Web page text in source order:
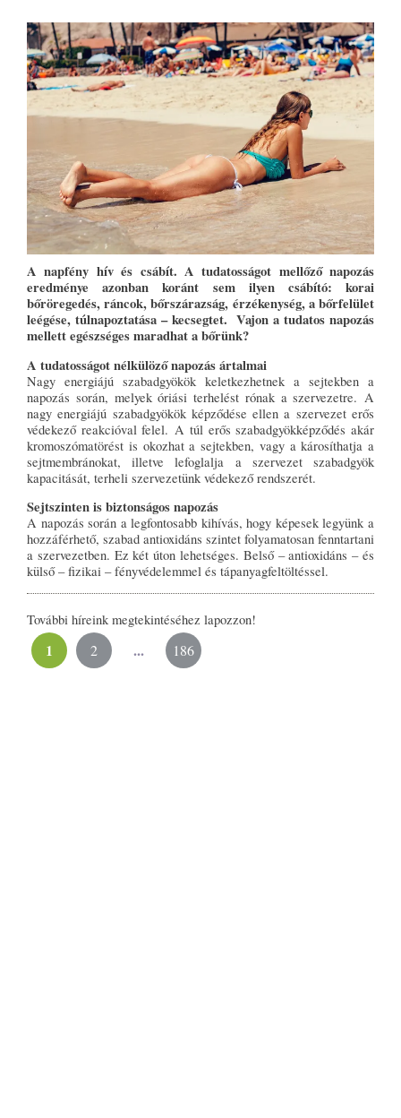
A napfény hív és csábít. A tudatosságot mellőző napozás
eredménye azonban koránt sem ilyen csábító: korai
bőröregedés, ráncok, bőrszárazság, érzékenység, a bőrfelület
leégése, túlnapoztatása – kecsegtet. Vajon a tudatos napozás
mellett egészséges maradhat a bőrünk?
A tudatosságot nélkülöző napozás ártalmai
Nagy energiájú szabadgyökök keletkezhetnek a sejtekben a
napozás során, melyek óriási terhelést rónak a szervezetre. A
nagy energiájú szabadgyökök képződése ellen a szervezet erős
védekező reakcióval felel. A túl erős szabadgyökképződés akár
kromoszómatörést is okozhat a sejtekben, vagy a károsíthatja a
sejtmembránokat, illetve lefoglalja a szervezet szabadgyök
kapacitását, terheli szervezetünk védekező rendszerét.
Sejtszinten is biztonságos napozás
A napozás során a legfontosabb kihívás, hogy képesek legyünk a
hozzáférhető, szabad antioxidáns szintet folyamatosan fenntartani
a szervezetben. Ez két úton lehetséges. Belső – antioxidáns – és
külső – fizikai – fényvédelemmel és tápanyagfeltöltéssel.
További híreink megtekintéséhez lapozzon!
1 2 ... 186